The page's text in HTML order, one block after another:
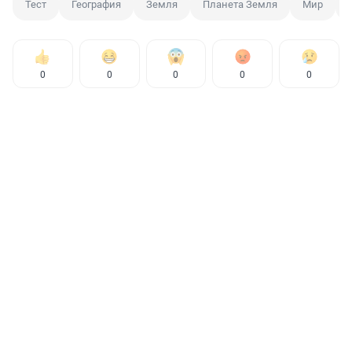
Тест География Земля Планета Земля Мир
0 0 0 0 0